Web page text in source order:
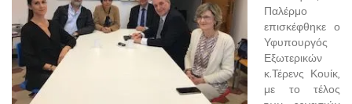
Παλέρμο
επισκέφθηκε ο
Υφυπουργός
Εξωτερικών
κ.Τέρενς Κουίκ,
με το τέλος